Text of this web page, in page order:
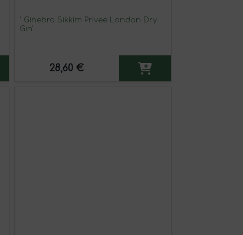
' Ginebra Sikkim Privee London Dry
Gin'
28,60 €